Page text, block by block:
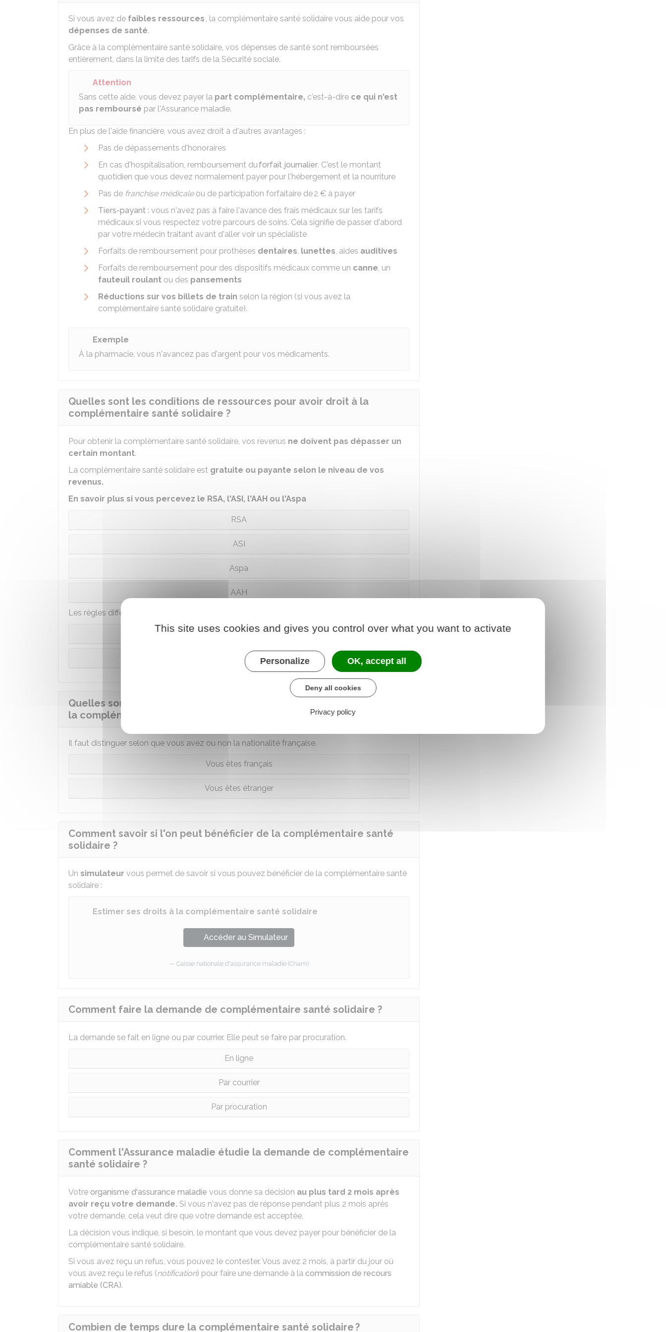
Si vous avez de faibles ressources , la complémentaire santé solidaire vous aide pour vos
dépenses de santé.
Grâce à la complémentaire santé solidaire, vos dépenses de santé sont remboursées
entièrement, dans la limite des tarifs de la Sécurité sociale.
Attention
Sans cette aide, vous devez payer la part complémentaire, c'est-à-dire ce qui n'est
pas remboursé par l'Assurance maladie.
En plus de l'aide financière, vous avez droit à d'autres avantages :
Pas de dépassements d'honoraires
En cas d'hospitalisation, remboursement duforfait journalier. C'est le montant
quotidien que vous devez normalement payer pour l'hébergement et la nourriture
Pas de franchise médicaleou de participation forfaitaire de2 € à payer
Tiers-payant : vous n'avez pas à faire l'avance des frais médicaux sur les tarifs
médicaux si vous respectez votre parcours de soins. Cela signifie de passer d'abord
par votre médecin traitant avant d'aller voir un spécialiste
Forfaits de remboursement pour prothèses dentaires, lunettes, aides auditives
Forfaits de remboursement pour des dispositifs médicaux comme un canne, un
fauteuil roulant ou des pansements
Réductions sur vos billets de train selon la région (si vous avez la
complémentaire santé solidaire gratuite).
Exemple
À la pharmacie, vous n'avancez pas d'argent pour vos médicaments.
Quelles sont les conditions de ressources pour avoir droit à la
complémentaire santé solidaire ?
Pour obtenir la complémentaire santé solidaire, vos revenus ne doivent pas dépasser un
certain montant.
La complémentaire santé solidaire est gratuite ou payante selon le niveau de vos
revenus.
En savoir plus si vous percevez le RSA, l'ASI, l'AAH ou l'Aspa
RSA
ASI
Aspa
AAH
Les règles diffèrent selon s'il s'agit d'une 1
1re demande
Renouvellement de la demande
Quelles sont les conditions de résidence en France pour avoir droit à
la complémentaire santé solidaire ?
Il faut distinguer selon que vous avez ou non la nationalité française.
Vous êtes français
Vous êtes étranger
Comment savoir si l'on peut bénéficier de la complémentaire santé
solidaire ?
Un simulateur vous permet de savoir si vous pouvez bénéficier de la complémentaire santé
solidaire :
Estimer ses droits à la complémentaire santé solidaire
Accéder au Simulateur
Caisse nationale d'assurance maladie (Cnam)
Comment faire la demande de complémentaire santé solidaire ?
La demande se fait en ligne ou par courrier. Elle peut se faire par procuration.
En ligne
Par courrier
Par procuration
Comment l'Assurance maladie étudie la demande de complémentaire
santé solidaire ?
Votre organisme d'assurance maladie vous donne sa décision au plus tard 2 mois après
avoir reçu votre demande. Si vous n'avez pas de réponse pendant plus 2 mois après
votre demande, cela veut dire que votre demande est acceptée.
La décision vous indique, si besoin, le montant que vous devez payer pour bénéficier de la
complémentaire santé solidaire.
Si vous avez reçu un refus, vous pouvez le contester. Vous avez 2 mois, à partir du jour où
vous avez reçu le refus (notification) pour faire une demande à la commission de recours
amiable (CRA).
Combien de temps dure la complémentaire santé solidaire ?
This site uses cookies and gives you control over what you want to activate
Personalize OK, accept all
Deny all cookies
Privacy policy